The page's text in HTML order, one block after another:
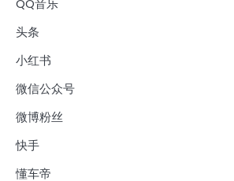
QQ音乐
头条
小红书
微信公众号
微博粉丝
快手
懂车帝